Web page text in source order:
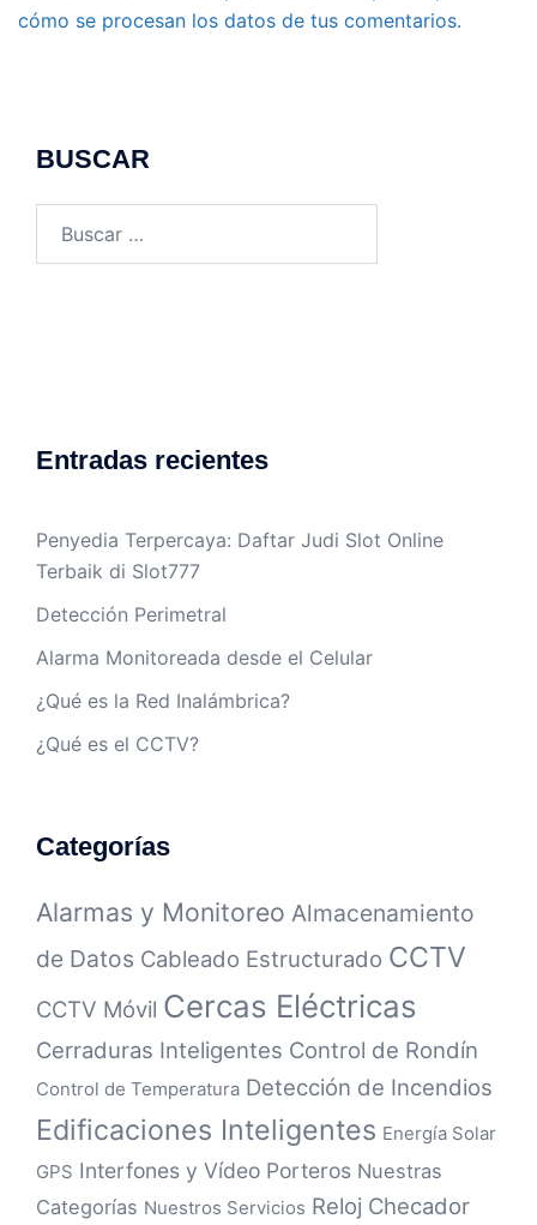
cómo se procesan los datos de tus comentarios.
BUSCAR
Entradas recientes
Penyedia Terpercaya: Daftar Judi Slot Online
Terbaik di Slot777
Detección Perimetral
Alarma Monitoreada desde el Celular
¿Qué es la Red Inalámbrica?
¿Qué es el CCTV?
Categorías
Alarmas y Monitoreo Almacenamiento
de Datos Cableado Estructurado CCTV
CCTV Móvil Cercas Eléctricas
Cerraduras Inteligentes Control de Rondín
Control de Temperatura Detección de Incendios
Edificaciones Inteligentes Energía Solar
GPS Interfones y Vídeo Porteros Nuestras
Categorías Nuestros Servicios Reloj Checador